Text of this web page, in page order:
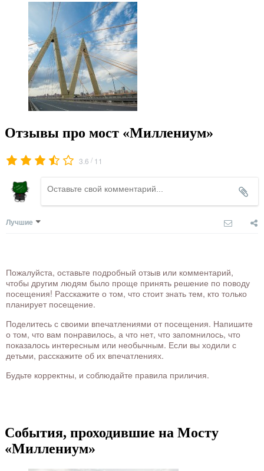
Отзывы про мост «Миллениум»
3.6 / 11
Лучшие
Пожалуйста, оставьте подробный отзыв или комментарий,
чтобы другим людям было проще принять решение по поводу
посещения! Расскажите о том, что стоит знать тем, кто только
планирует посещение.
Поделитесь с своими впечатлениями от посещения. Напишите
о том, что вам понравилось, а что нет, что запомнилось, что
показалось интересным или необычным. Если вы ходили с
детьми, расскажите об их впечатлениях.
Будьте корректны, и соблюдайте правила приличия.
События, проходившие на Мосту
«Миллениум»